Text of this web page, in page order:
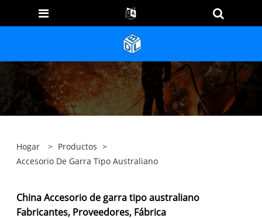
Hogar > Productos >
Accesorio De Garra Tipo Australiano
China Accesorio de garra tipo australiano
Fabricantes, Proveedores, Fábrica